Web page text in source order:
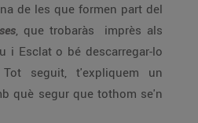
de les que formen part del
, que trobaràs imprès als
i Esclat o bé descarregar-lo
seguit, t'expliquem un
què segur que tothom se'n